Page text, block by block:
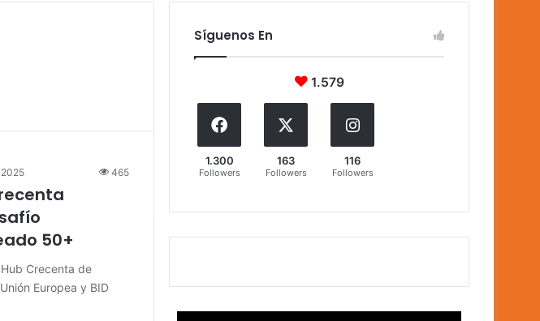
465
50+
Crecenta de
Europea y BID
Síguenos En
1.579
1.300
Followers
163
Followers
116
Followers